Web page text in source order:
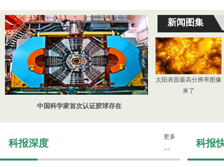
中国科学家首次认证胶球存在
新闻图集
太阳表面最高分辨率图像
来了
科报深度
更多
>>
科报